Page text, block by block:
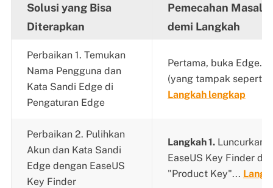
Solusi yang Bisa
Diterapkan
Pemecahan
demi Langkah
Perbaikan 1. Temukan
Nama Pengguna dan
Kata Sandi Edge di
Pengaturan Edge
Pertama, buka Edge.
(yang tampak seperti
Langkah lengkap
Perbaikan 2. Pulihkan
Akun dan Kata Sandi
Edge dengan EaseUS
Key Finder
Langkah 1.Luncurkan
EaseUS Key Finder di
"Product Key"...